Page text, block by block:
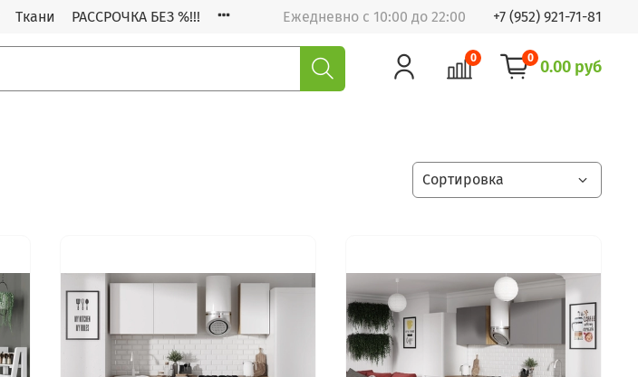
Ткани РАССРОЧКА БЕЗ %!!! Ежедневно с 10:00 до 22:00 +7 (952) 921-71-81
0 0 0.00 руб